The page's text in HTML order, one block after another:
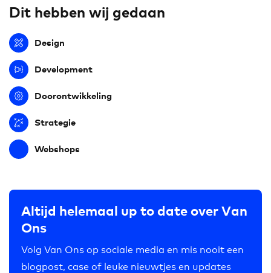
Dit hebben wij gedaan
Design
Development
Doorontwikkeling
Strategie
Webshops
Altijd helemaal up to date over Van
Ons
Volg Van Ons op sociale media en mis nooit een
blogpost, case of leuke nieuwtjes en updates